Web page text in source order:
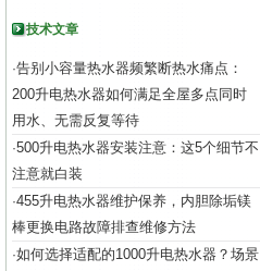
技术文章
·告别小容量热水器频繁断热水痛点：
200升电热水器如何满足全屋多点同时
用水、无需反复等待
·500升电热水器安装注意：这5个细节不
注意就白装
·455升电热水器维护保养，内胆除垢镁
棒更换电路故障排查维修方法
·如何选择适配的1000升电热水器？场景